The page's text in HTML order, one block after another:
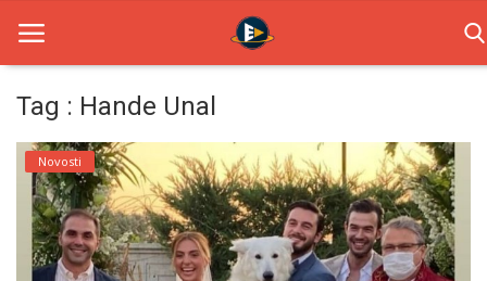
Home
Novosti
TV Serije
Tag : Hande Unal
Novosti